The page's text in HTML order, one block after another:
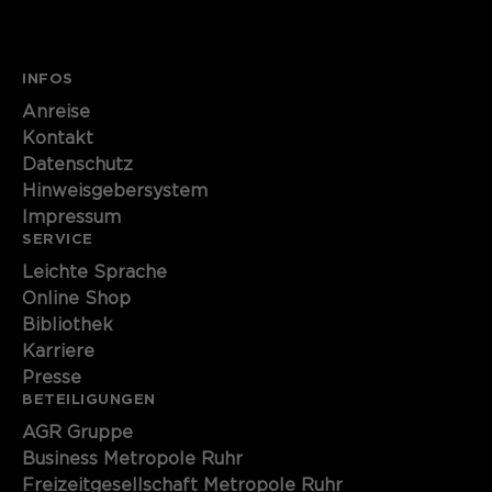
INFOS
Anreise
Kontakt
Datenschutz
Hinweisgebersystem
Impressum
SERVICE
Leichte Sprache
Online Shop
Bibliothek
Karriere
Presse
BETEILIGUNGEN
AGR Gruppe
Business Metropole Ruhr
Freizeitgesellschaft Metropole Ruhr